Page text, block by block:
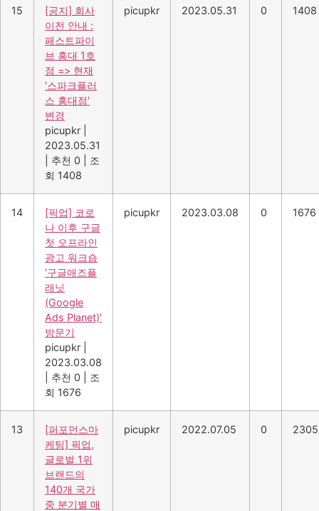
15
[공지] 회사
이전 안내 :
패스트파이
브 홍대 1호
점 => 현재
'스파크플러
스 홍대점'
변경
picupkr
2023.05.31
추천 0
조
회 1408
picupkr 2023.05.31 0 1408
14
[픽업] 코로
나 이후 구글
첫 오프라인
광고 워크숍
'구글애즈플
래닛
(Google
Ads Planet)'
방문기
picupkr
2023.03.08
추천 0
조
회 1676
picupkr 2023.03.08 0 1676
13
[퍼포먼스마
케팅] 픽업,
글로벌 1위
브랜드의
140개 국가
중 분기별 매
picupkr 2022.07.05 0 2305